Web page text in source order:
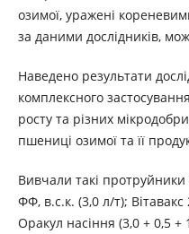
озимої, уражені
за даними дослідників,
Наведено результати
комплексного
росту та різних
пшениці озимої та її
Вивчали такі протруйники
ФФ, в.с.к. (3,0 л/т);
Оракул насіння (3,0 + 0,5 +